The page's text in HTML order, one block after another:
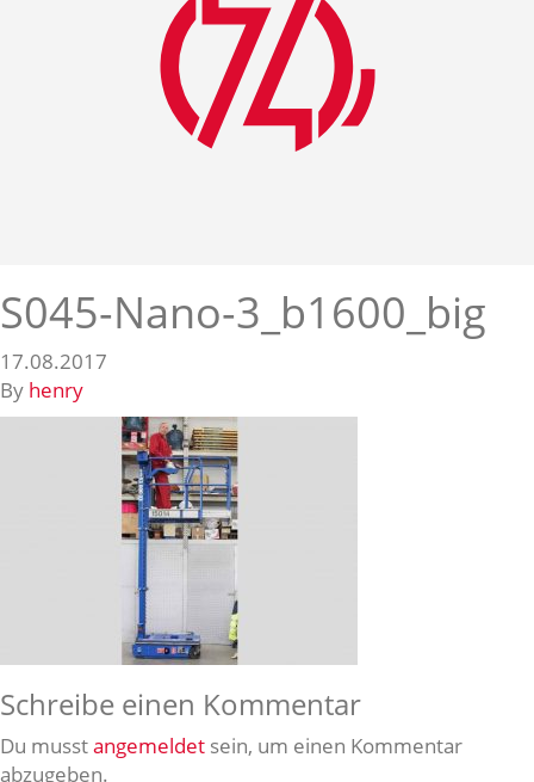
S045-Nano-3_b1600_big
17.08.2017
By henry
Schreibe einen Kommentar
Du musstangemeldet sein, um einen Kommentar
abzugeben.